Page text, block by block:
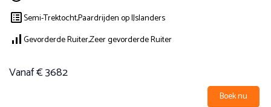
Semi-Trektocht,Paardrijden op IJslanders
Gevorderde Ruiter,Zeer gevorderde Ruiter
Vanaf € 3682
Boek nu